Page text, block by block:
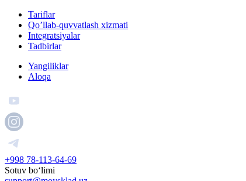
Tariflar
Qo’llab-quvvatlash xizmati
Integratsiyalar
Tadbirlar
Yangiliklar
Aloqa
+998 78-113-64-69
Sotuv boʻlimi